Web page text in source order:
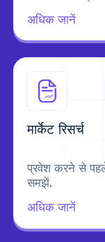
अधिक जानें
मार्केट रिसर्च
प्रवेश करने से
समझें.
अधिक जानें